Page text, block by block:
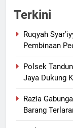
Terkini
Ruqyah
Pembinaan
Polsek
Jaya Dukung
Razia
Barang